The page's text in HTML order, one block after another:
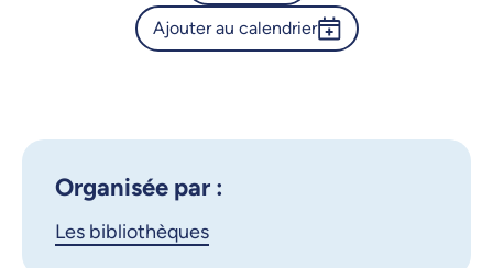
Calendrier de l’Université de
Ajouter au calendrier
Organisée par :
Les bibliothèques